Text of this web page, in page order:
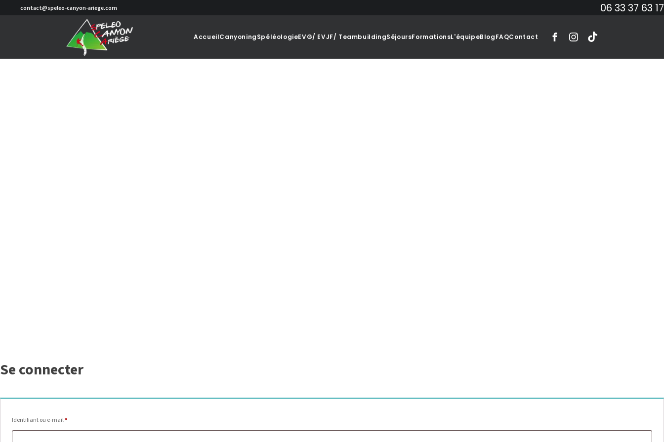
contact@speleo-canyon-ariege.com 06 33 37 63 17
AccueilCanyoningSpéléologieEVG/ EVJF/ TeambuildingSéjoursFormationsL'équipeBlogFAQContact
Se connecter
Identifiant ou e-mail*Obligatoire